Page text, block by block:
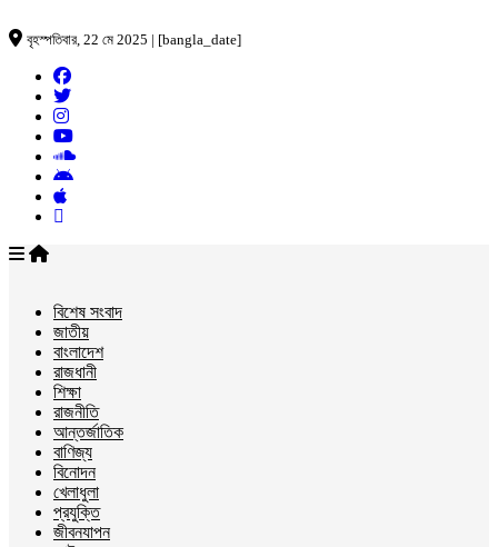
বৃহস্পতিবার, 22 মে 2025 | [bangla_date]
বিশেষ সংবাদ
জাতীয়
বাংলাদেশ
রাজধানী
শিক্ষা
রাজনীতি
আন্তর্জাতিক
বাণিজ্য
বিনোদন
খেলাধুলা
প্রযুক্তি
জীবনযাপন